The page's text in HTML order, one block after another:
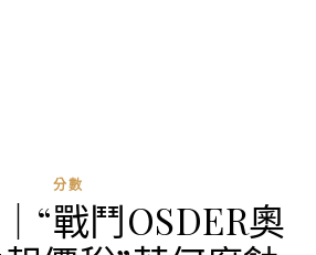
分數
“戰鬥OSDER奧